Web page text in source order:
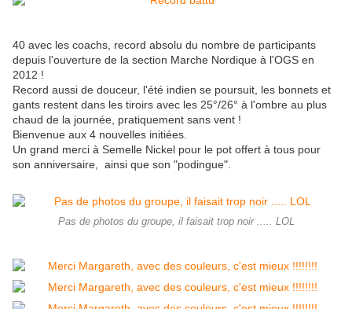
40 avec les coachs, record absolu du nombre de participants
depuis l'ouverture de la section Marche Nordique à l'OGS en
2012 !
Record aussi de douceur, l'été indien se poursuit, les bonnets et
gants restent dans les tiroirs avec les 25°/26° à l'ombre au plus
chaud de la journée, pratiquement sans vent !
Bienvenue aux 4 nouvelles initiées.
Un grand merci à Semelle Nickel pour le pot offert à tous pour
son anniversaire, ainsi que son "podingue".
Pas de photos du groupe, il faisait trop noir ..... LOL